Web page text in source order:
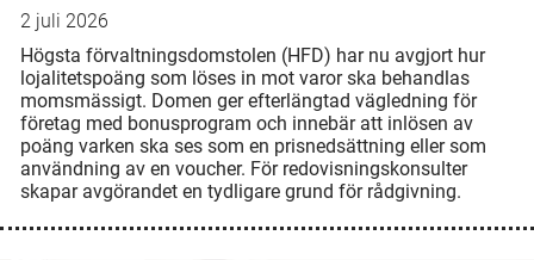
2 juli 2026
Högsta förvaltningsdomstolen (HFD) har nu avgjort hur
lojalitetspoäng som löses in mot varor ska behandlas
momsmässigt. Domen ger efterlängtad vägledning för
företag med bonusprogram och innebär att inlösen av
poäng varken ska ses som en prisnedsättning eller som
användning av en voucher. För redovisningskonsulter
skapar avgörandet en tydligare grund för rådgivning.